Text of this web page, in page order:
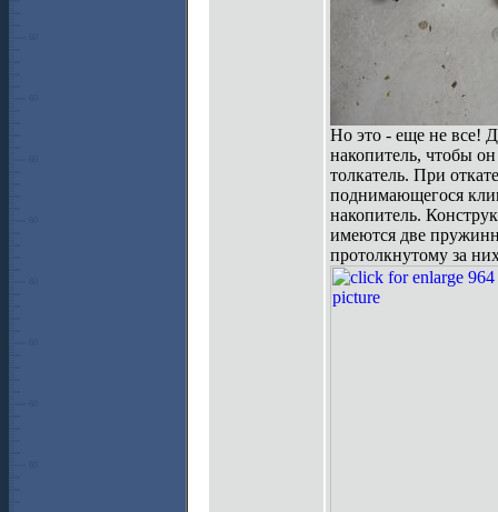
Но это - еще не все!
накопитель, чтобы
толкатель. При
поднимающегося
накопитель.
имеются две
протолкнутому за